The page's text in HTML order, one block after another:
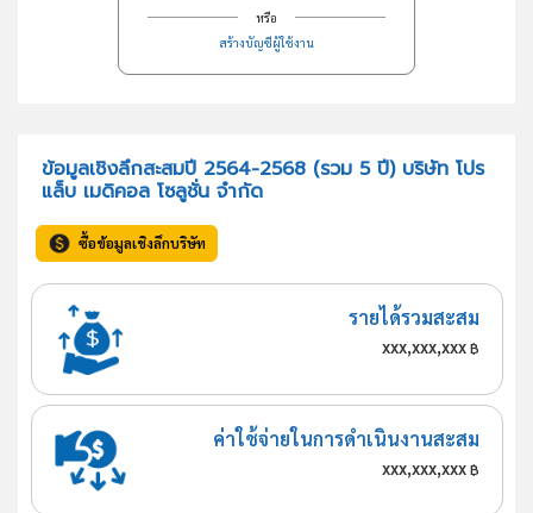
หรือ
สร้างบัญชีผู้ใช้งาน
ข้อมูลเชิงลึกสะสมปี 2564-2568 (รวม 5 ปี) บริษัท โปร
แล็บ เมดิคอล โซลูชั่น จำกัด
ซื้อข้อมูลเชิงลึกบริษัท
รายได้รวมสะสม
xxx,xxx,xxx฿
ค่าใช้จ่ายในการดำเนินงานสะสม
xxx,xxx,xxx฿